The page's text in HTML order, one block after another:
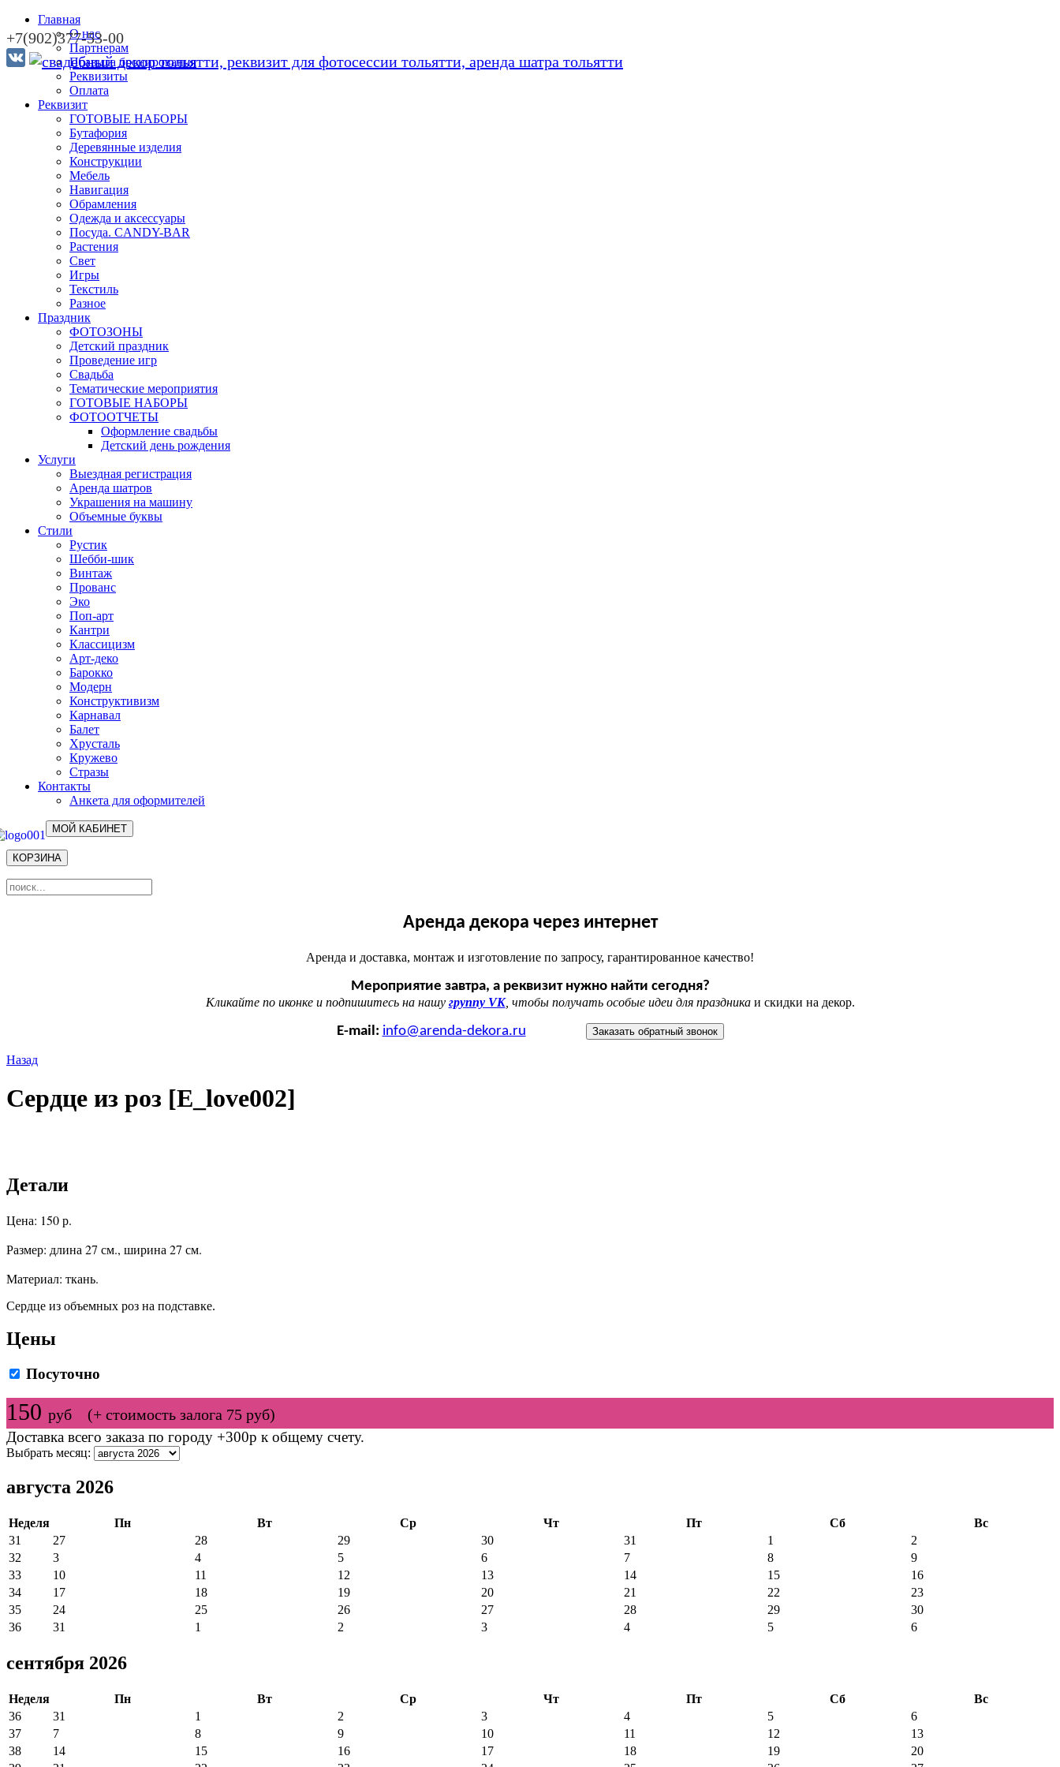
+7(902)377-53-00
Главная
О нас
Партнерам
Правила бронирования
Реквизиты
Оплата
Реквизит
ГОТОВЫЕ НАБОРЫ
Бутафория
Деревянные изделия
Конструкции
Мебель
Навигация
Обрамления
Одежда и аксессуары
Посуда. CANDY-BAR
Растения
Свет
Игры
Текстиль
Разное
Праздник
ФОТОЗОНЫ
Детский праздник
Проведение игр
Свадьба
Тематические мероприятия
ГОТОВЫЕ НАБОРЫ
ФОТООТЧЕТЫ
Оформление свадьбы
Детский день рождения
Услуги
Выездная регистрация
Аренда шатров
Украшения на машину
Объемные буквы
Cтили
Рустик
Шебби-шик
Винтаж
Прованс
Эко
Поп-арт
Кантри
Классицизм
Арт-деко
Барокко
Модерн
Конструктивизм
Карнавал
Балет
Хрусталь
Кружево
Стразы
Контакты
Анкета для оформителей
МОЙ КАБИНЕТ
КОРЗИНА
Аренда декора через интернет
Аренда и доставка, монтаж и изготовление по запросу, гарантированное качество!
Мероприятие завтра, а реквизит нужно найти сегодня?
Кликайте по иконке и подпишитесь на нашу группу VK, чтобы получать особые идеи для праздникаи скидки на декор.
E-mail: info@arenda-dekora.ru Заказать обратный звонок
Назад
Сердце из роз [E_love002]
Детали
Цена: 150 р.
Размер: длина 27 см., ширина 27 см.
Материал: ткань.
Сердце из объемных роз на подставке.
Цены
Посуточно
150 руб (+ стоимость залога 75 руб)
Доставка всего заказа по городу +300р к общему счету.
Выбрать месяц:
августа 2026
Неделя Пн Вт Ср Чт Пт Сб
Вс
31
27 28 29 30 31 1
2
32
3 4 5 6 7 8
9
33
10 11 12 13 14 15
16
34
17 18 19 20 21 22
23
35
24 25 26 27 28 29
30
36
31 1 2 3 4 5 6
сентября 2026
Неделя Пн Вт Ср Чт Пт Сб
Вс
36
31 1 2 3 4 5
6
37
7 8 9 10 11 12
13
38
14 15 16 17 18 19
20